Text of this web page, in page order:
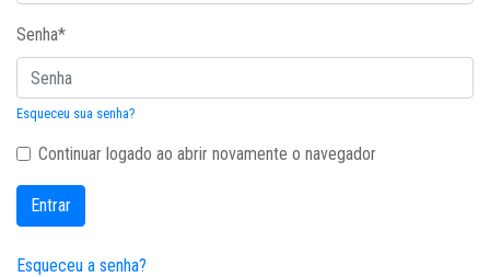
Senha*
Esqueceu sua senha?
Continuar logado ao abrir novamente o navegador
Entrar
Esqueceu a senha?